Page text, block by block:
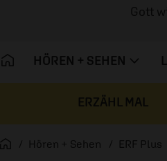
Gott
HÖREN + SEHEN
ERZÄHL MAL
Startseite
Hören + Sehen ERF Plus